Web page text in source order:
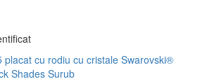
placat cu rodiu cu cristale Swarovski®
Shades Surub